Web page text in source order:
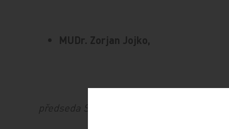
MUDr. Zorjan Jojko,
předseda Sdružení ambulantních